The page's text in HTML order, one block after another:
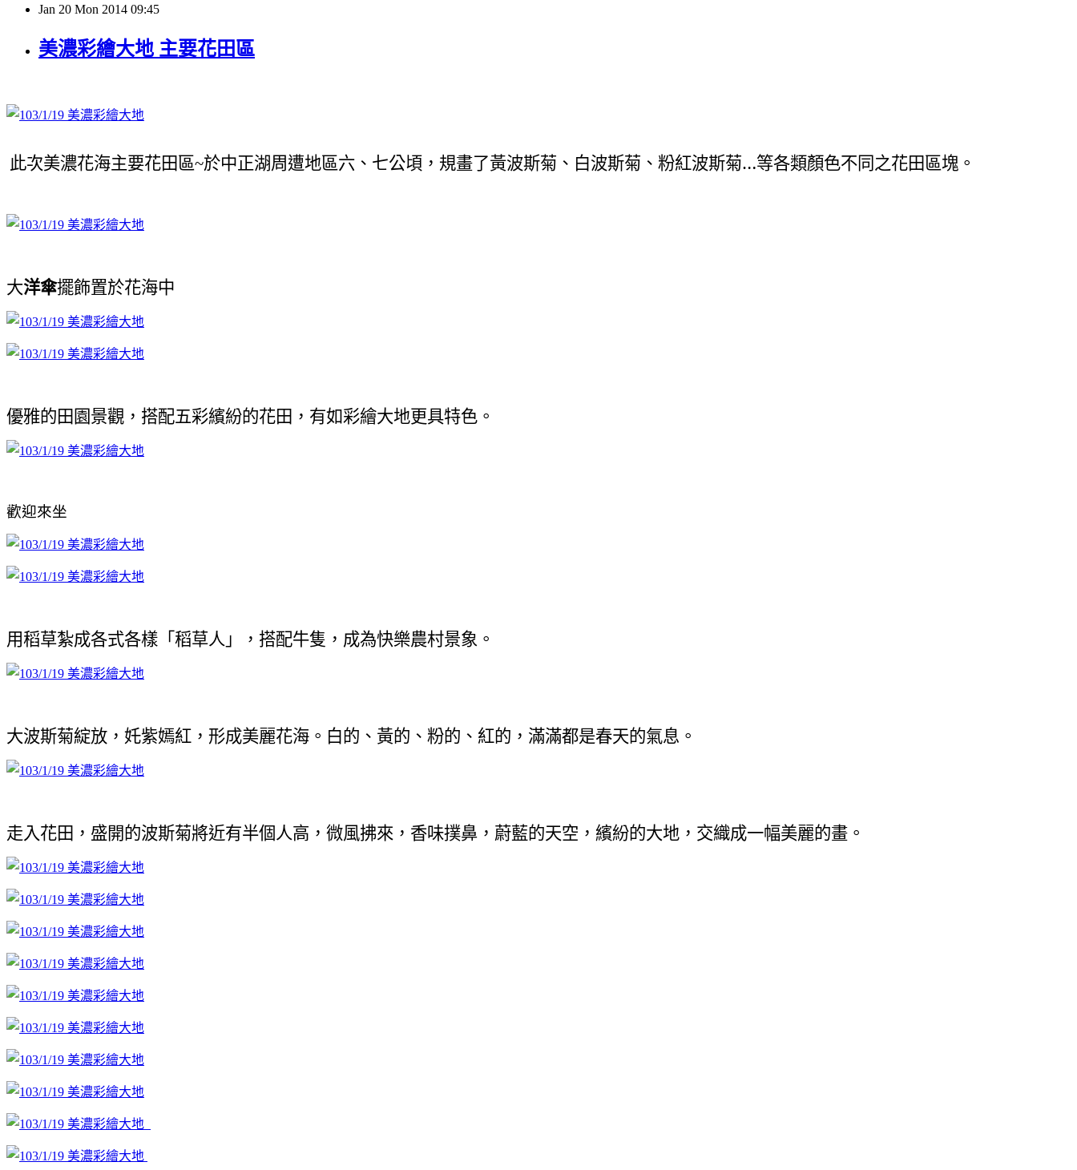
Jan 20 Mon 2014 09:45
美濃彩繪大地 主要花田區
此次美濃花海主要花田區~於中正湖周遭地區六、七公頃，規畫了黃波斯菊、白波斯菊、粉紅波斯菊…等各類顏色不同之花田區塊。
大洋傘擺飾置於花海中
優雅的田園景觀，搭配五彩繽紛的花田，有如彩繪大地更具特色。
歡迎來坐
用稻草紮成各式各樣「稻草人」，搭配牛隻，成為快樂農村景象。
大波斯菊綻放，奼紫嫣紅，形成美麗花海。 白的、黃的、粉的、紅的，滿滿都是春天的氣息 。
走入花田，盛開的波斯菊將近有半個人高，微風拂來，香味撲鼻，蔚藍的天空，繽紛的大地，交織成一幅美麗的畫。